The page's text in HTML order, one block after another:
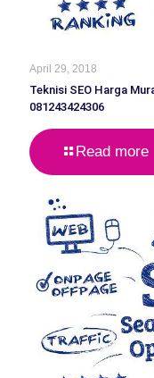
April 29, 2018
Teknisi SEO Harga
081243424306
Read more